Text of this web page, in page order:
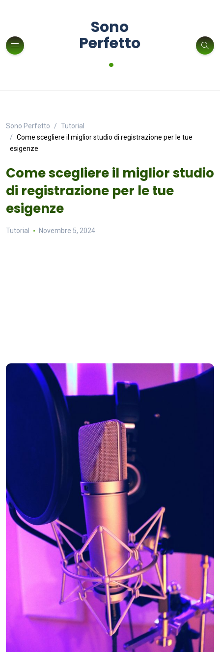
Sono
Perfetto
.
Sono Perfetto
Tutorial
Come scegliere il miglior studio di registrazione per le tue
esigenze
Come scegliere il miglior studio
di registrazione per le tue
esigenze
Tutorial Novembre 5, 2024